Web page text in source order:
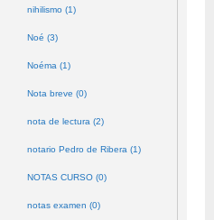
nihilismo (1)
Noé (3)
Noéma (1)
Nota breve (0)
nota de lectura (2)
notario Pedro de Ribera (1)
NOTAS CURSO (0)
notas examen (0)